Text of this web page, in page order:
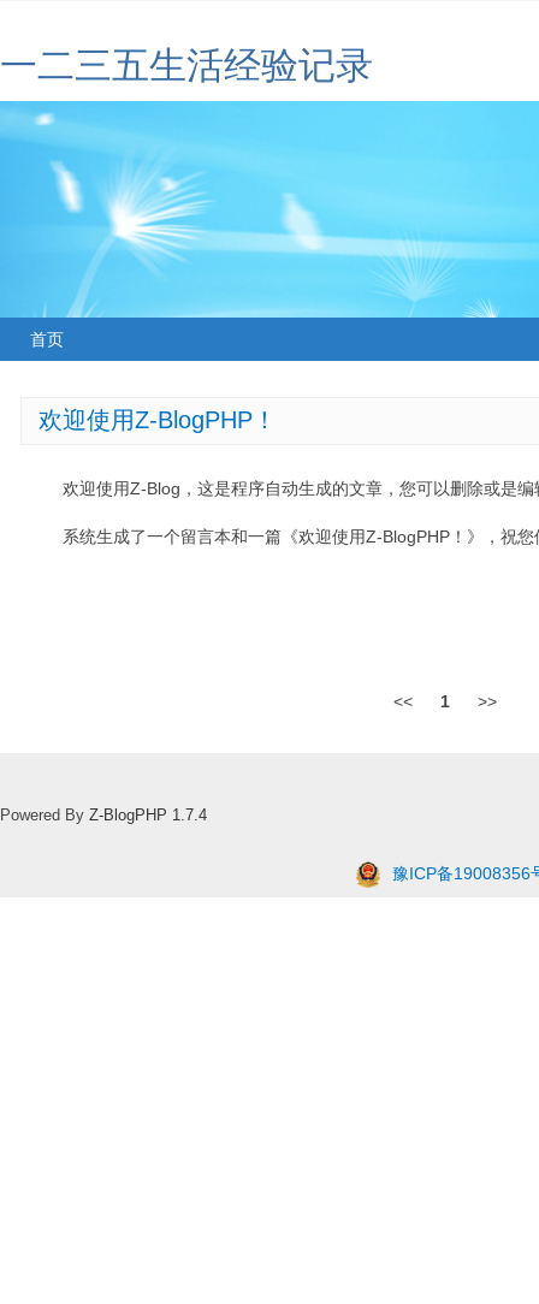
一二三五生活经验记录
首页
欢迎使用Z-BlogPHP！
欢迎使用Z-Blog，这是程序自动生成的文章，您可以删除或是编
系统生成了一个留言本和一篇《欢迎使用Z-BlogPHP！》，祝
<< 1 >>
Powered By Z-BlogPHP 1.7.4
豫ICP备19008356